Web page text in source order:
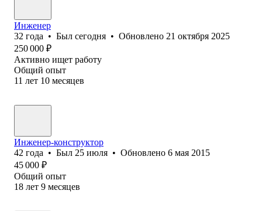
Инженер
32 года • Был сегодня • Обновлено 21 октября 2025
250 000 ₽
Активно ищет работу
Общий опыт
11 лет 10 месяцев
Инженер-конструктор
42 года • Был 25 июля • Обновлено 6 мая 2015
45 000 ₽
Общий опыт
18 лет 9 месяцев